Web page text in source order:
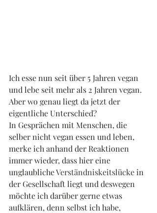
Ich esse nun seit über 5 Jahren vegan
und lebe seit mehr als 2 Jahren vegan.
Aber wo genau liegt da jetzt der
eigentliche Unterschied?
In Gesprächen mit Menschen, die
selber nicht vegan essen und leben,
merke ich anhand der Reaktionen
immer wieder, dass hier eine
unglaubliche Verständniskeitslücke in
der Gesellschaft liegt und deswegen
möchte ich darüber gerne etwas
aufklären, denn selbst ich habe,